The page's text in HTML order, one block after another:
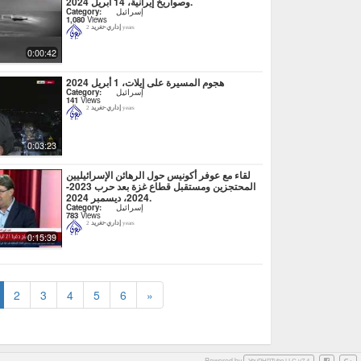
0:00:42
Category: إسرائيل
1,080Views
إداري-تغريد 2 years
0:03:23
هجوم المسيرة على إيلات، 1 أبريل 2024
Category: إسرائيل
141 Views
إداري-تغريد 2 years
0:15:39
لقاء مع عوفر أكونيس حول الرهائن الإسرائيليين
المحتجزين ومستقبل قطاع غزة بعد حرب 2023-
2024، ديسمبر 2024.
Category: إسرائيل
783 Views
إداري-تغريد 2 years
2 3 4 5 6 »